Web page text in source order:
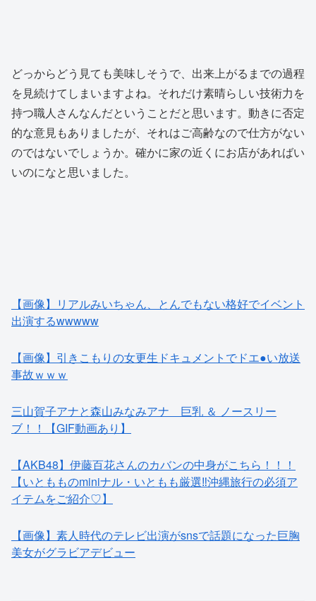
どっからどう見ても美味しそうで、出来上がるまでの過程
を見続けてしまいますよね。それだけ素晴らしい技術力を
持つ職人さんなんだということだと思います。動きに否定
的な意見もありましたが、それはご高齢なので仕方がない
のではないでしょうか。確かに家の近くにお店があればい
いのになと思いました。
【画像】リアルみいちゃん、とんでもない格好でイベント
出演するwwwww
【画像】引きこもりの女更生ドキュメントでドエ●い放送
事故ｗｗｗ
三山賀子アナと森山みなみアナ 巨乳 ＆ ノースリー
ブ！！【GIF動画あり】
【AKB48】伊藤百花さんのカバンの中身がこちら！！！
【いともものminiナル・いともも厳選‼︎沖縄旅行の必須ア
イテムをご紹介♡】
【画像】素人時代のテレビ出演がsnsで話題になった巨胸
美女がグラビアデビュー